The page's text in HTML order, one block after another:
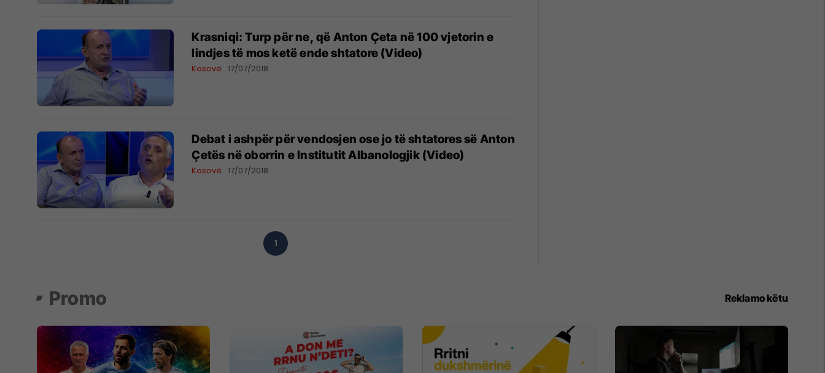
Krasniqi: Turp për ne, që Anton Çeta në 100 vjetorin e
lindjes të mos ketë ende shtatore (Video)
Kosovë 17/07/2018
Debat i ashpër për vendosjen ose jo të shtatores së Anton
Çetës në oborrin e Institutit Albanologjik (Video)
Kosovë 17/07/2018
1
Promo Reklamo këtu